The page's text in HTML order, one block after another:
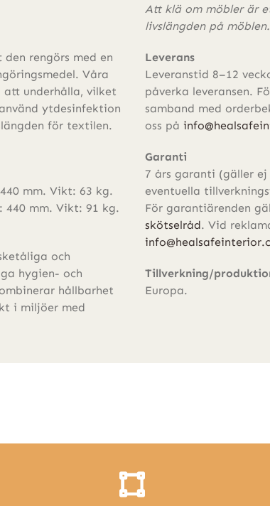
rengörs med en
Våra
underhålla, vilket
ytdesinfektion
för textilen.
mm. Vikt: 63 kg.
440 mm. Vikt: 91 kg.
och
hygien- och
hållbarhet
i miljöer med
Att klä om möbler är
livslängden på
Leverans
Leveranstid 8–12
påverka leveransen.
samband med
oss på
Garanti
7 års garanti (gäller
eventuella
För garantiärenden
skötselråd. Vid
Tillverkning/
Europa.